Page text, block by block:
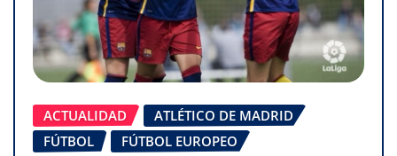
ACTUALIDAD
ATLÉTICO DE MADRID
FÚTBOL
FÚTBOL EUROPEO